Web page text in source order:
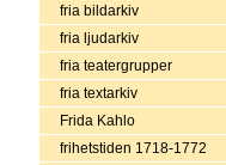
fria bildarkiv
fria ljudarkiv
fria teatergrupper
fria textarkiv
Frida Kahlo
frihetstiden 1718-1772